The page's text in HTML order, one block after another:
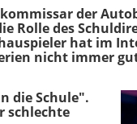
der
Rolle des
hat im
nicht immer
die Schule".
schlechte